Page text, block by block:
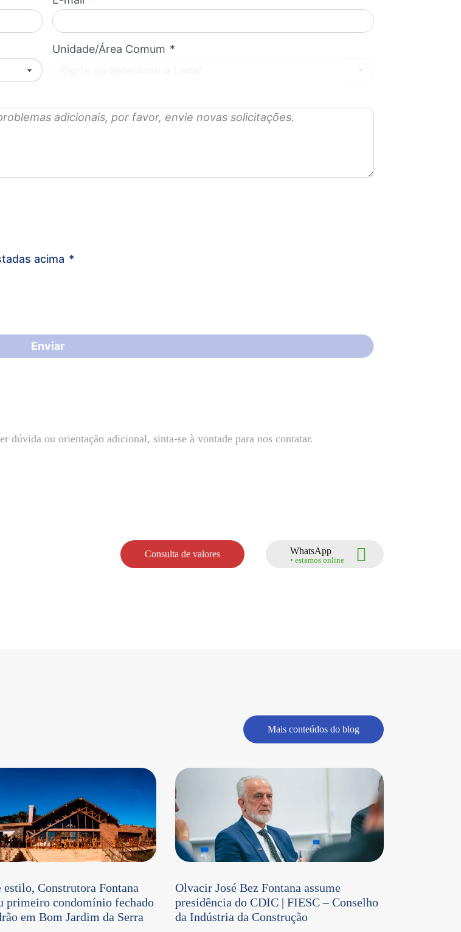
dúvida ou orientação adicional, sinta-se à vontade para nos contatar.
Consulta de valores WhatsApp
• estamos online
Mais conteúdos do blog
estilo, Construtora Fontana
primeiro condomínio fechado
em Bom Jardim da Serra
Olvacir José Bez Fontana assume
presidência do CDIC | FIESC – Conselho
da Indústria da Construção